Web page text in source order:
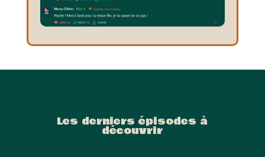
Les derniers épisodes à
découvrir